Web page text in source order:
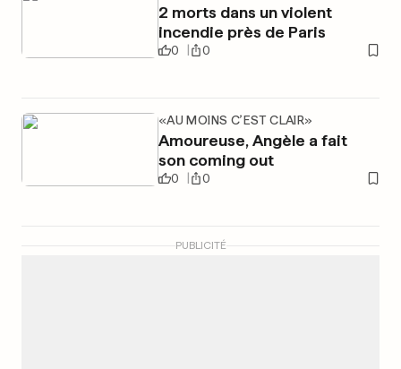
2 morts dans un violent
incendie près de Paris
0 0
«AU MOINS C’EST CLAIR»
Amoureuse, Angèle a fait
son coming out
0 0
PUBLICITÉ